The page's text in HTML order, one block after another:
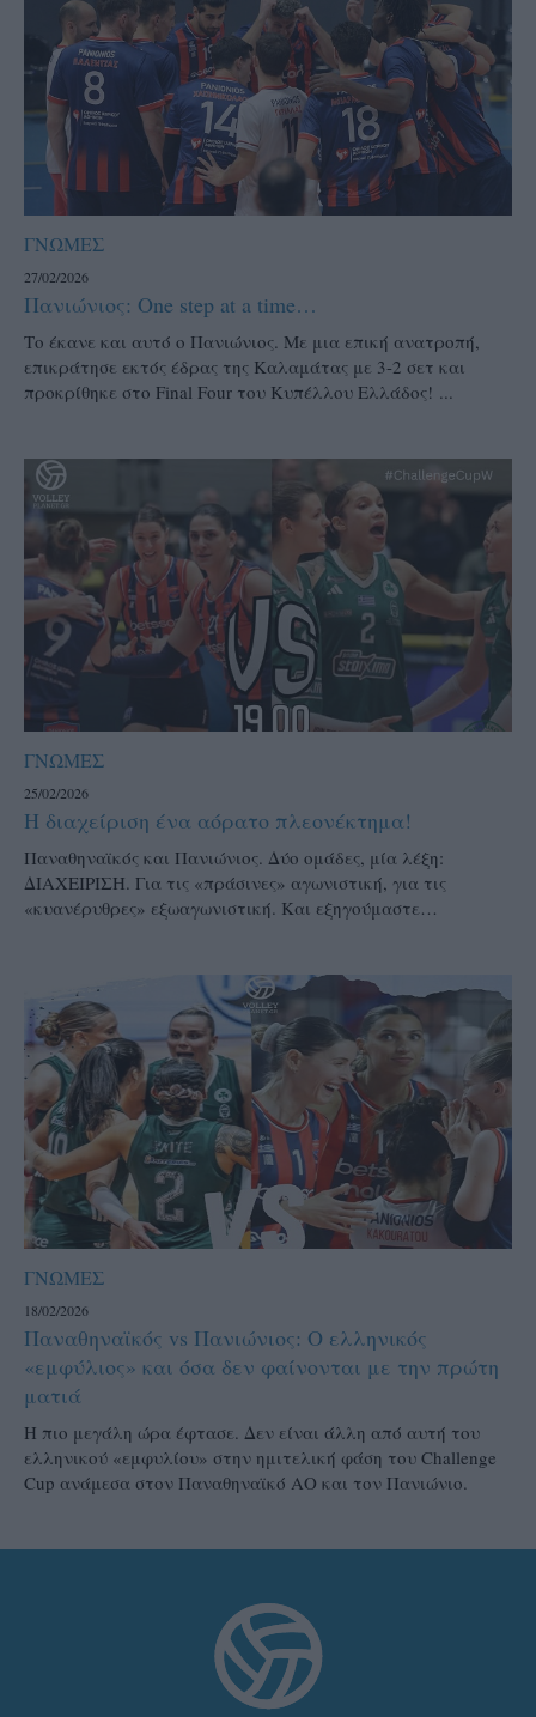
ΓΝΩΜΕΣ
27/02/2026
Πανιώνιος: One step at a time…
Το έκανε και αυτό ο Πανιώνιος. Με μια επική ανατροπή,
επικράτησε εκτός έδρας της Καλαμάτας με 3-2 σετ και
προκρίθηκε στο Final Four του Κυπέλλου Ελλάδος! ...
ΓΝΩΜΕΣ
25/02/2026
Η διαχείριση ένα αόρατο πλεονέκτημα!
Παναθηναϊκός και Πανιώνιος. Δύο ομάδες, μία λέξη:
ΔΙΑΧΕΙΡΙΣΗ. Για τις «πράσινες» αγωνιστική, για τις
«κυανέρυθρες» εξωαγωνιστική. Και εξηγούμαστε…
ΓΝΩΜΕΣ
18/02/2026
Παναθηναϊκός vs Πανιώνιος: Ο ελληνικός
«εμφύλιος» και όσα δεν φαίνονται με την πρώτη
ματιά
Η πιο μεγάλη ώρα έφτασε. Δεν είναι άλλη από αυτή του
ελληνικού «εμφυλίου» στην ημιτελική φάση του Challenge
Cup ανάμεσα στον Παναθηναϊκό ΑΟ και τον Πανιώνιο.